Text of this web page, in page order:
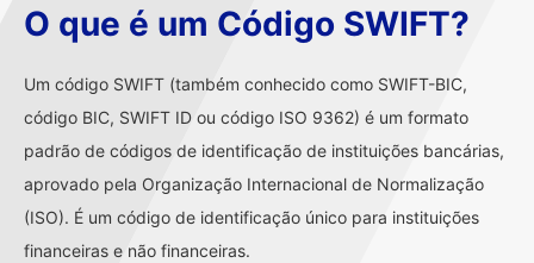
O que é um Código SWIFT?
Um código SWIFT (também conhecido como SWIFT-BIC,
código BIC, SWIFT ID ou código ISO 9362) é um formato
padrão de códigos de identificação de instituições bancárias,
aprovado pela Organização Internacional de Normalização
(ISO). É um código de identificação único para instituições
financeiras e não financeiras.